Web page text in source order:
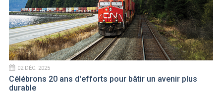
02 DÉC. 2025
Célébrons 20 ans d'efforts pour bâtir un avenir plus
durable